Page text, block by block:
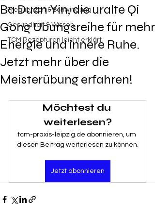
Frequenzen & Schwingung
Gesundheit & Wissen
TCM Rezepturen leicht erklärt
Ba Duan Yin, die uralte Qi
Gong Übungsreihe für mehr
Energie und innere Ruhe.
Jetzt mehr über die
Meisterübung erfahren!
Möchtest du
weiterlesen?
tcm-praxis-leipzig.de abonnieren, um
diesen Beitrag weiterlesen zu können.
Jetzt abonnieren